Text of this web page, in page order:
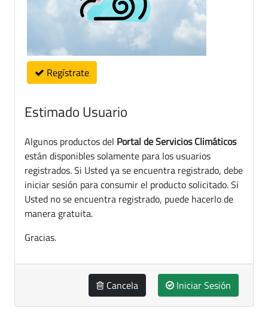
Regístrate
Estimado Usuario
Algunos productos del Portal de Servicios Climáticos
están disponibles solamente para los usuarios
registrados. Si Usted ya se encuentra registrado, debe
iniciar sesión para consumir el producto solicitado. Si
Usted no se encuentra registrado, puede hacerlo de
manera gratuita.
Gracias.
Cancela Iniciar Sesión